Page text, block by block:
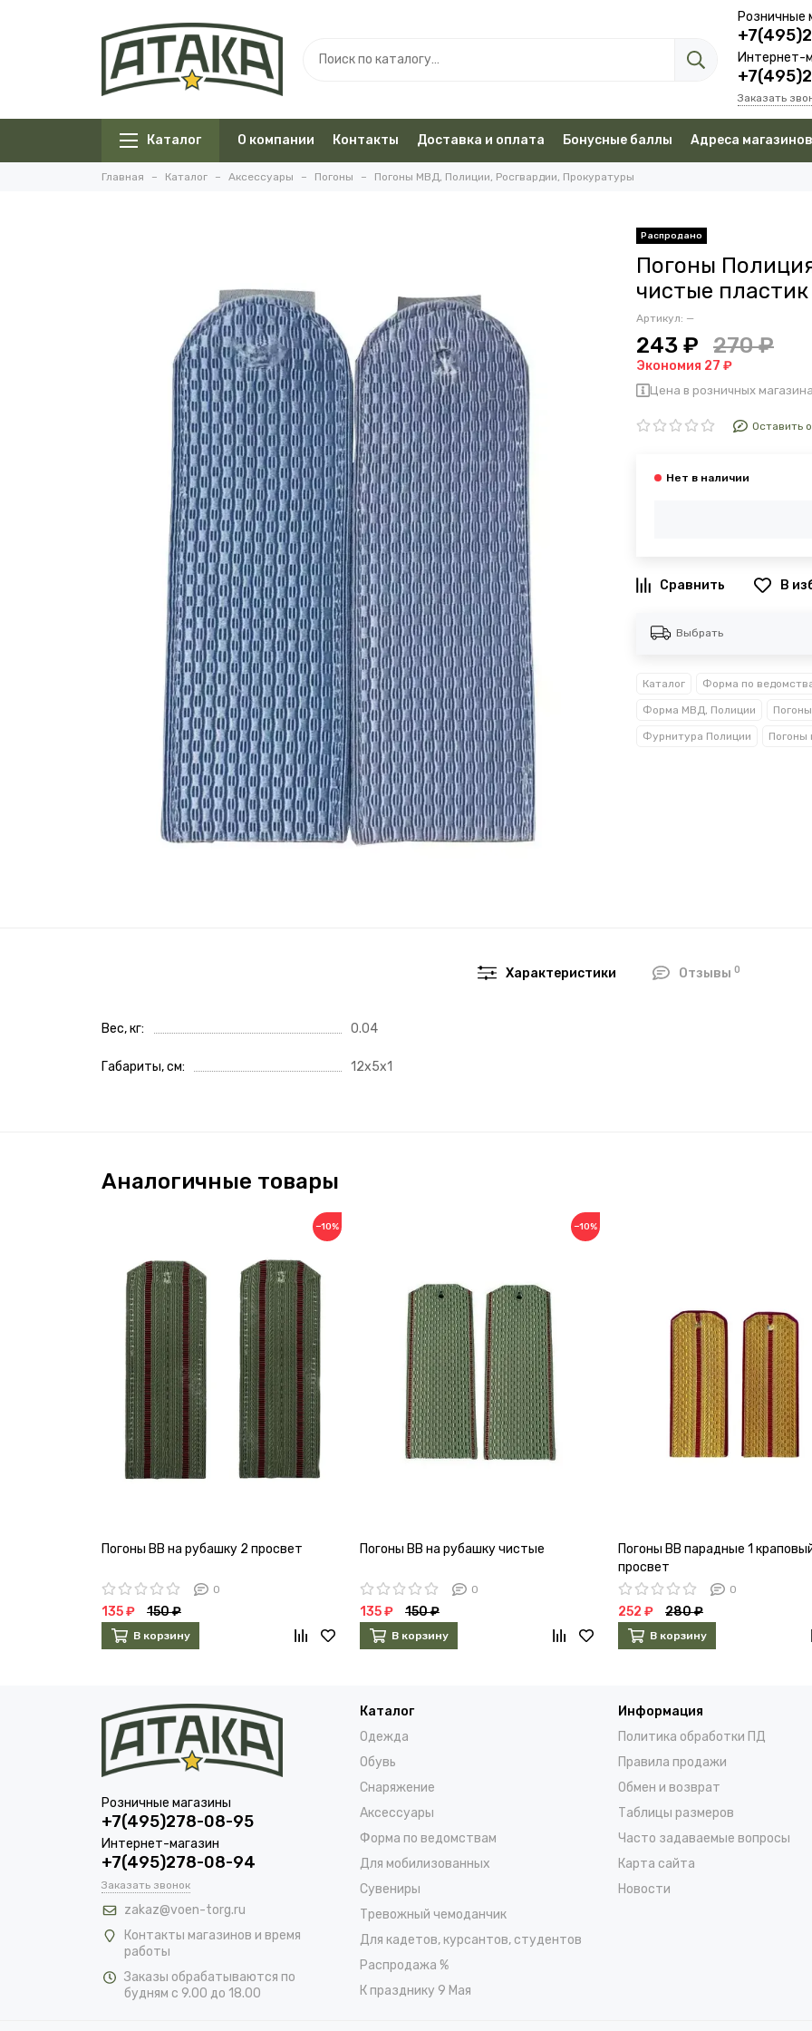
Розничные
Интернет-
Заказать
Каталог О компании Контакты Доставка и оплата Бонусные баллы Адреса магазинов
Главная Каталог Аксессуары Погоны Погоны МВД, Полиции, Росгвардии, Прокуратуры
Погоны
чистые пластик
Артикул: —
243 ₽ 270 ₽
Экономия 27 ₽
Цена в розничных
Оставить
В
Выбрать
Каталог Форма по
Форма МВД, Полиции Погоны
Фурнитура Полиции Погоны
Характеристики Отзывы 0
Вес, кг 0.04
Габариты, см 12x5x1
Аналогичные товары
−10%
Погоны ВВ на рубашку 2 просвет
0
135 ₽ 150 ₽
В корзину
−10%
Погоны ВВ на рубашку чистые
0
135 ₽ 150 ₽
В корзину
Погоны ВВ парадные 1
просвет
0
252 ₽ 280 ₽
В корзину
Розничные магазины
+7(495)278-08-95
Интернет-магазин
+7(495)278-08-94
Заказать звонок
zakaz@voen-torg.ru
Контакты магазинов и время
работы
Заказы обрабатываются по
будням с 9.00 до 18.00
Каталог
Одежда
Обувь
Снаряжение
Аксессуары
Форма по ведомствам
Для мобилизованных
Сувениры
Тревожный чемоданчик
Для кадетов, курсантов, студентов
Распродажа %
К празднику 9 Мая
Информация
Политика обработки ПД
Правила продажи
Обмен и возврат
Таблицы размеров
Часто задаваемые вопросы
Карта сайта
Новости